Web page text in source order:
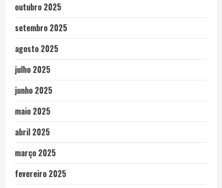
outubro 2025
setembro 2025
agosto 2025
julho 2025
junho 2025
maio 2025
abril 2025
março 2025
fevereiro 2025